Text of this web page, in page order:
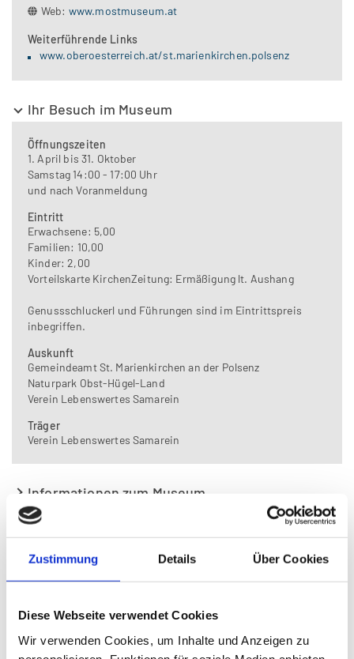
Zustimmung Details Über Cookies
Diese Webseite verwendet Cookies
Wir verwenden Cookies, um Inhalte und Anzeigen zu
Web: www.mostmuseum.at
Weiterführende Links
www.oberoesterreich.at/st.marienkirchen.polsenz
Ihr Besuch im Museum
Öffnungszeiten
1. April bis 31. Oktober
Samstag 14:00 - 17:00 Uhr
und nach Voranmeldung
Eintritt
Erwachsene: 5,00
Familien: 10,00
Kinder: 2,00
Vorteilskarte KirchenZeitung: Ermäßigung lt. Aushang
Genussschluckerl und Führungen sind im Eintrittspreis
inbegriffen.
Auskunft
Gemeindeamt St. Marienkirchen an der Polsenz
Naturpark Obst-Hügel-Land
Verein Lebenswertes Samarein
Träger
Verein Lebenswertes Samarein
Informationen zum Museum
Lage und Anreise
Zuordnungen
Mostmuseum St. Marienkirchen a.d.P.
Die Gegend um St. Marienkirchen an der Polsenz ist weitum
Gemeindewappen weist die Mostpresse auf eine durch das Klima